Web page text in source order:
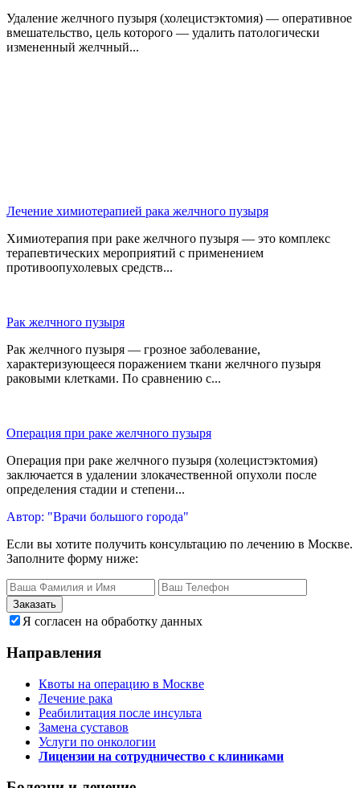
Удаление желчного пузыря (холецистэктомия) — оперативное
вмешательство, цель которого — удалить патологически
измененный желчный...
Лечение химиотерапией рака желчного пузыря
Химиотерапия при раке желчного пузыря — это комплекс
терапевтических мероприятий с применением
противоопухолевых средств...
Рак желчного пузыря
Рак желчного пузыря — грозное заболевание,
характеризующееся поражением ткани желчного пузыря
раковыми клетками. По сравнению с...
Операция при раке желчного пузыря
Операция при раке желчного пузыря (холецистэктомия)
заключается в удалении злокачественной опухоли после
определения стадии и степени...
Автор: "Врачи большого города"
Если вы хотите получить консультацию по лечению в Москве.
Заполните форму ниже:
Заказать
Я согласен на обработку данных
Направления
Квоты на операцию в Москве
Лечение рака
Реабилитация после инсульта
Замена суставов
Услуги по онкологии
Лицензии на сотрудничество с клиниками